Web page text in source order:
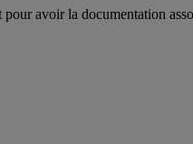
avoir la documentation